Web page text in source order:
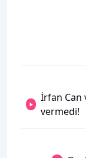
İrfan Can
vermedi!